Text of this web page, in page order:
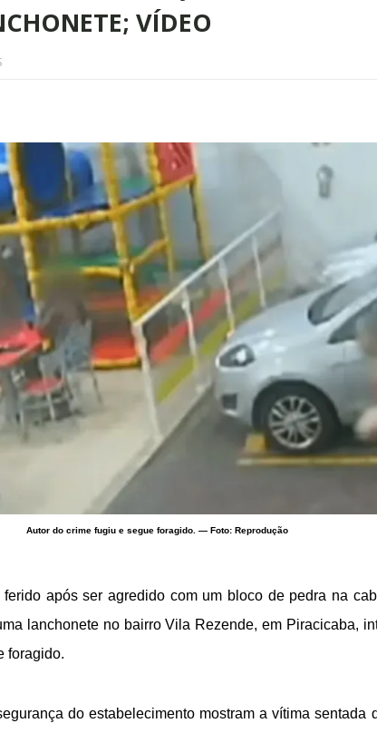
VÍDEO
Autor do crime fugiu e segue foragido. — Foto: Reprodução
após ser agredido com um bloco de pedra na
lanchonete no bairro Vila Rezende, em Piracicaba,
foragido.
do estabelecimento mostram a vítima sentada